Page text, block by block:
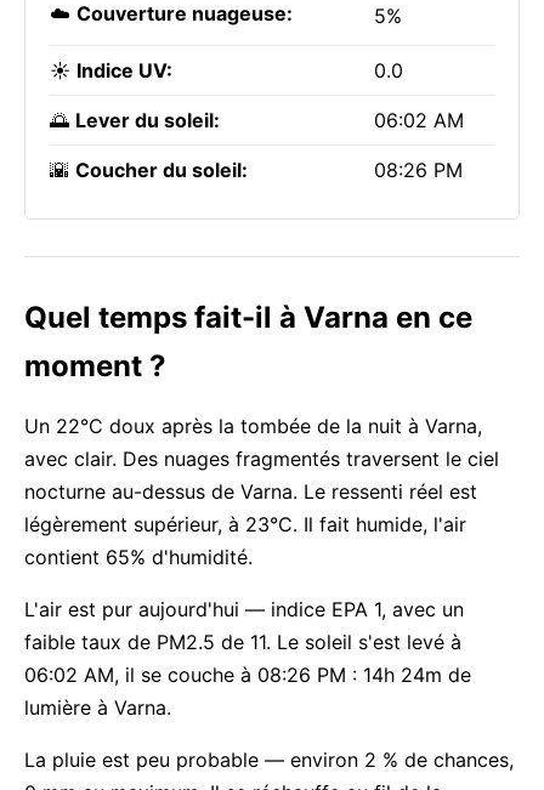
☁️ Couverture nuageuse: 5%
☀️ Indice UV: 0.0
🌅 Lever du soleil: 06:02 AM
🌇 Coucher du soleil: 08:26 PM
Quel temps fait-il à Varna en ce
moment ?
Un 22°C doux après la tombée de la nuit à Varna,
avec clair. Des nuages fragmentés traversent le ciel
nocturne au-dessus de Varna. Le ressenti réel est
légèrement supérieur, à 23°C. Il fait humide, l'air
contient 65% d'humidité.
L'air est pur aujourd'hui — indice EPA 1, avec un
faible taux de PM2.5 de 11. Le soleil s'est levé à
06:02 AM, il se couche à 08:26 PM : 14h 24m de
lumière à Varna.
La pluie est peu probable — environ 2 % de chances,